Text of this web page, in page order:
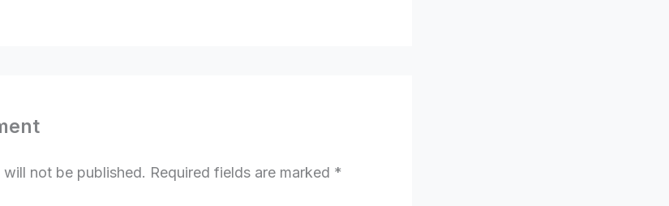
not be published. Required fields are marked *